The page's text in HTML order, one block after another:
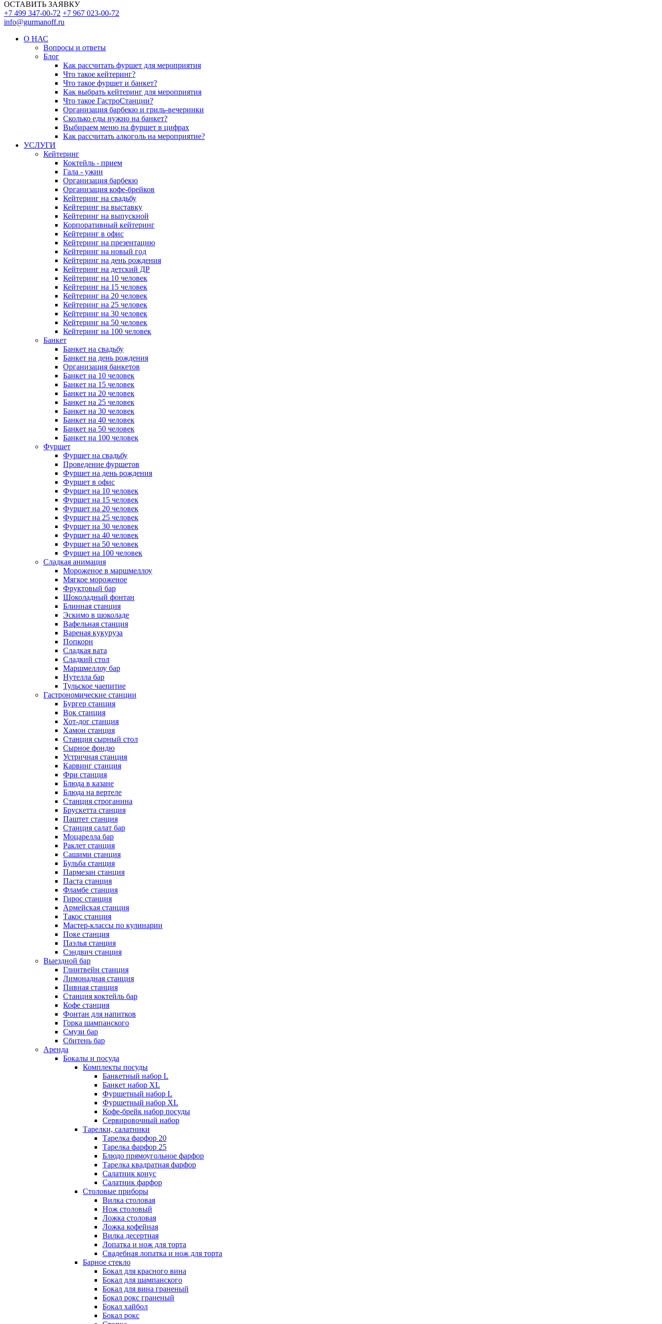
ОСТАВИТЬ ЗАЯВКУ
+7 499 347-00-72 +7 967 023-00-72
info@gurmanoff.ru
О НАС
Вопросы и ответы
Блог
Как рассчитать фуршет для мероприятия
Что такое кейтеринг?
Что такое фуршет и банкет?
Как выбрать кейтеринг для мероприятия
Что такое ГастроСтанции?
Организация барбекю и гриль-вечеринки
Сколько еды нужно на банкет?
Выбираем меню на фуршет в цифрах
Как рассчитать алкоголь на мероприятие?
УСЛУГИ
Кейтеринг
Коктейль - прием
Гала - ужин
Организация барбекю
Организация кофе-брейков
Кейтеринг на свадьбу
Кейтеринг на выставку
Кейтеринг на выпускной
Корпоративный кейтеринг
Кейтеринг в офис
Кейтеринг на презентацию
Кейтеринг на новый год
Кейтеринг на день рождения
Кейтеринг на детский ДР
Кейтеринг на 10 человек
Кейтеринг на 15 человек
Кейтеринг на 20 человек
Кейтеринг на 25 человек
Кейтеринг на 30 человек
Кейтеринг на 50 человек
Кейтеринг на 100 человек
Банкет
Банкет на свадьбу
Банкет на день рождения
Организация банкетов
Банкет на 10 человек
Банкет на 15 человек
Банкет на 20 человек
Банкет на 25 человек
Банкет на 30 человек
Банкет на 40 человек
Банкет на 50 человек
Банкет на 100 человек
Фуршет
Фуршет на свадьбу
Проведение фуршетов
Фуршет на день рождения
Фуршет в офис
Фуршет на 10 человек
Фуршет на 15 человек
Фуршет на 20 человек
Фуршет на 25 человек
Фуршет на 30 человек
Фуршет на 40 человек
Фуршет на 50 человек
Фуршет на 100 человек
Сладкая анимация
Мороженое в маршмеллоу
Мягкое мороженое
Фруктовый бар
Шоколадный фонтан
Блинная станция
Эскимо в шоколаде
Вафельная станция
Вареная кукуруза
Попкорн
Сладкая вата
Сладкий стол
Маршмеллоу бар
Нутелла бар
Тульское чаепитие
Гастрономические станции
Бургер станция
Вок станция
Хот-дог станция
Хамон станция
Станция сырный стол
Сырное фондю
Устричная станция
Карвинг станция
Фри станция
Блюда в казане
Блюда на вертеле
Станция строганина
Брускетта станция
Паштет станция
Станция салат бар
Моцарелла бар
Раклет станция
Сашими станция
Бульба станция
Пармезан станция
Паста станция
Фламбе станция
Гирос станция
Армейская станция
Такос станция
Мастер-классы по кулинарии
Поке станция
Паэлья станция
Сэндвич станция
Выездной бар
Глинтвейн станция
Лимонадная станция
Пивная станция
Станция коктейль бар
Кофе станция
Фонтан для напитков
Горка шампанского
Смузи бар
Сбитень бар
Аренда
Бокалы и посуда
Комплекты посуды
Банкетный набор L
Банкет набор XL
Фуршетный набор L
Фуршетный набор ХL
Кофе-брейк набор посуды
Сервировочный набор
Тарелки, салатники
Тарелка фарфор 20
Тарелка фарфор 25
Блюдо прямоугольное фарфор
Тарелка квадратная фарфор
Салатник конус
Салатник фарфор
Столовые приборы
Вилка столовая
Нож столовый
Ложка столовая
Ложка кофейная
Вилка десертная
Лопатка и нож для торта
Свадебная лопатка и нож для торта
Барное стекло
Бокал для красного вина
Бокал для шампанского
Бокал для вина граненый
Бокал рокс граненый
Бокал хайбол
Бокал рокс